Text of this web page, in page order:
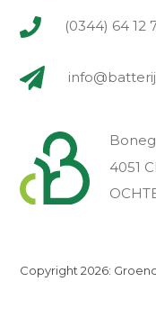
(0344) 64 12
4051
Copyright 2026: